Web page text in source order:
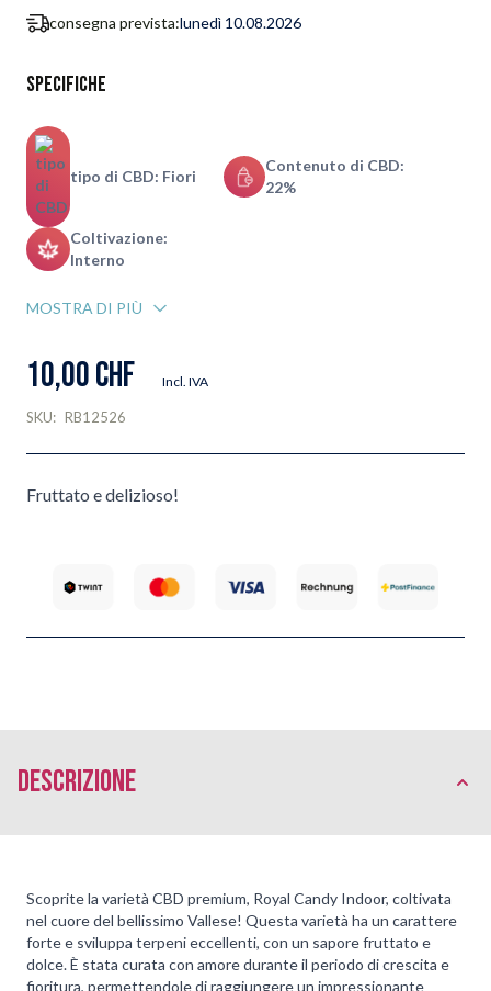
consegna prevista:lunedì 10.08.2026
Specifiche
tipo di CBD: Fiori
Contenuto di CBD:
22%
Coltivazione:
Interno
MOSTRA DI PIÙ
10,00 CHF Incl. IVA
SKU: RB12526
Fruttato e delizioso!
Descrizione
Scoprite la varietà CBD premium, Royal Candy Indoor, coltivata
nel cuore del bellissimo Vallese! Questa varietà ha un carattere
forte e sviluppa terpeni eccellenti, con un sapore fruttato e
dolce. È stata curata con amore durante il periodo di crescita e
fioritura, permettendole di raggiungere un impressionante